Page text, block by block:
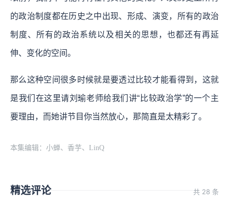
的政治制度都在历史之中出现、形成、演变，所有的政治
制度、所有的政治系统以及相关的思想，也都还有再延
伸、变化的空间。
那么这种空间很多时候就是要透过比较才能看得到，这就
是我们在这里请刘瑜老师给我们讲“比较政治学”的一个主
要理由，而她讲节目你当然放心，那简直是太精彩了。
本集编辑：小蝉、香芋、LinQ
精选评论 共 28 条